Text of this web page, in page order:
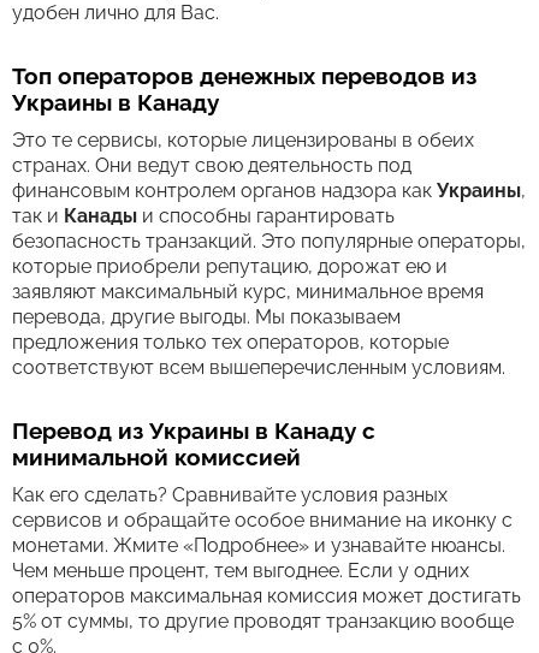
удобен лично для Вас.
Топ операторов денежных переводов из
Украины в Канаду
Это те сервисы, которые лицензированы в обеих
странах. Они ведут свою деятельность под
финансовым контролем органов надзора как Украины,
так и Канады и способны гарантировать
безопасность транзакций. Это популярные операторы,
которые приобрели репутацию, дорожат ею и
заявляют максимальный курс, минимальное время
перевода, другие выгоды. Мы показываем
предложения только тех операторов, которые
соответствуют всем вышеперечисленным условиям.
Перевод из Украины в Канаду с
минимальной комиссией
Как его сделать? Сравнивайте условия разных
сервисов и обращайте особое внимание на иконку с
монетами. Жмите «Подробнее» и узнавайте нюансы.
Чем меньше процент, тем выгоднее. Если у одних
операторов максимальная комиссия может достигать
5% от суммы, то другие проводят транзакцию вообще
с 0%.